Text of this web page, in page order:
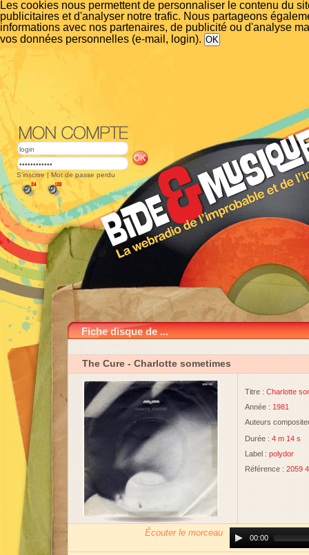
Les cookies nous permettent de personnaliser le contenu du
publicitaires et d'analyser notre trafic. Nous partageons
informations avec nos partenaires, de publicité ou d'analyse
vos données personnelles (e-mail, login).
S'inscrire | Mot de passe perdu
Fiche disque de ...
The Cure - Charlotte sometimes
Titre : Charlotte
Année : 1981
Auteurs
Durée : 4 m 14 s
Label : polydor
Référence : 2059
Écouter le morceau
Player00:00